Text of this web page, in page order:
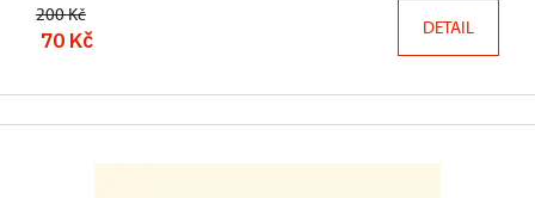
200 Kč
70 Kč DETAIL